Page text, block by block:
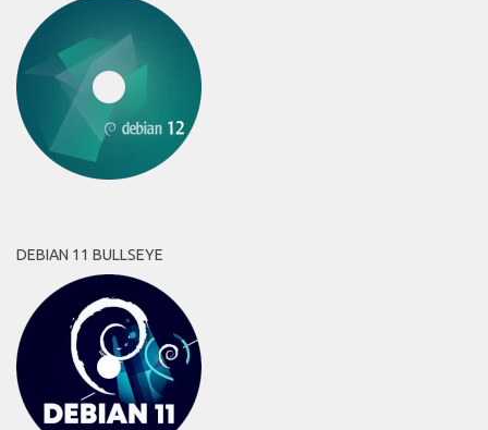
DEBIAN 11 BULLSEYE